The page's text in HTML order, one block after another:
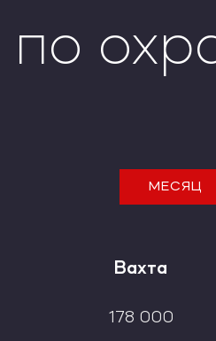
МЕСЯЦ
Вахта
178 000
5 933
7 116
247
296